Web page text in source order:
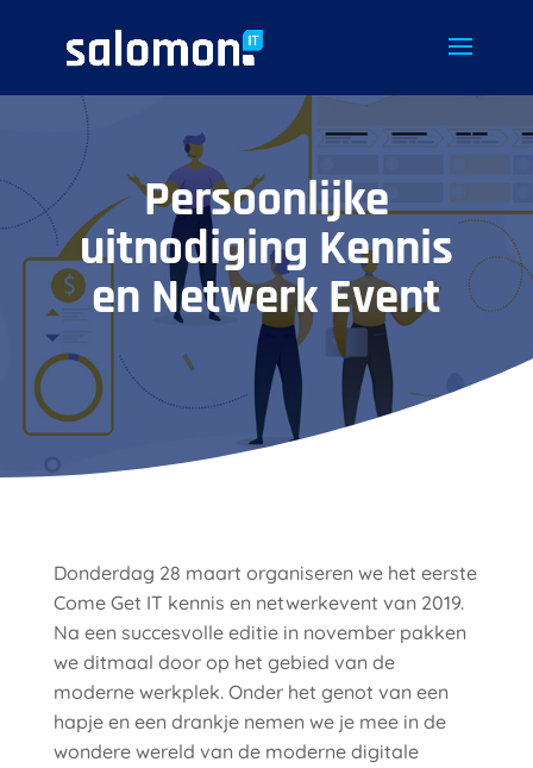
Persoonlijke
uitnodiging Kennis
en Netwerk Event
Donderdag 28 maart organiseren we het eerste
Come Get IT kennis en netwerkevent van 2019.
Na een succesvolle editie in november pakken
we ditmaal door op het gebied van de
moderne werkplek. Onder het genot van een
hapje en een drankje nemen we je mee in de
wondere wereld van de moderne digitale